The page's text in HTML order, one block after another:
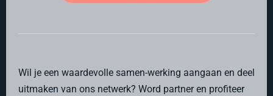
Wil je een waardevolle samen-werking aangaan en deel
uitmaken van ons netwerk? Word partner en profiteer